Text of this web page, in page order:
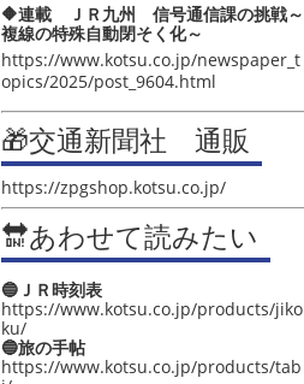
🔶連載 ＪＲ九州 信号通信課の挑戦～
複線の特殊自動閉そく化～
https://www.kotsu.co.jp/newspaper_t
opics/2025/post_9604.html
🎁交通新聞社 通販
https://zpgshop.kotsu.co.jp/
🔛あわせて読みたい
🔵ＪＲ時刻表
https://www.kotsu.co.jp/products/jiko
ku/
🔵旅の手帖
https://www.kotsu.co.jp/products/tab